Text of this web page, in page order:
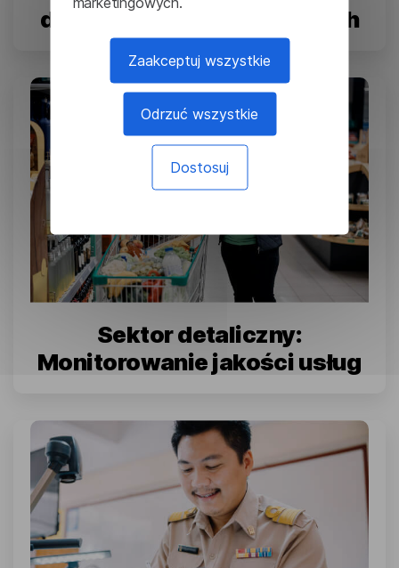
Zaakceptuj wszystkie
Odrzuć wszystkie
Dostosuj
dokumentów inżynieryjnych
Sektor detaliczny:
Monitorowanie jakości usług